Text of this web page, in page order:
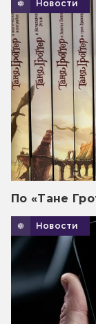
Новости
По «Тане
Новости